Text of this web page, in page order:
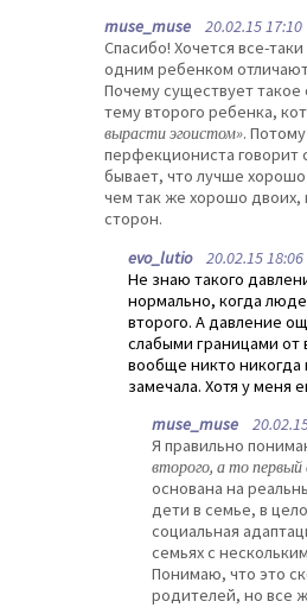
muse_muse 20.02.15 17:10
Спасибо! Хочется все-
одним ребенком
Почему существует
тему второго ребенка,
вырасти эгоистом».
перфекциониста
бывает, что лучше
чем так же хорошо
сторон.
evo_lutio20.02.15 18:06
Не знаю такого
нормально, когда
второго. А давление
слабыми границами от
вообще никто никогда
замечала. Хотя у меня
muse_muse
Я правильно
второго, а то
основана на
дети в семье, в
социальная
семьях с
Понимаю, что это
родителей, но все